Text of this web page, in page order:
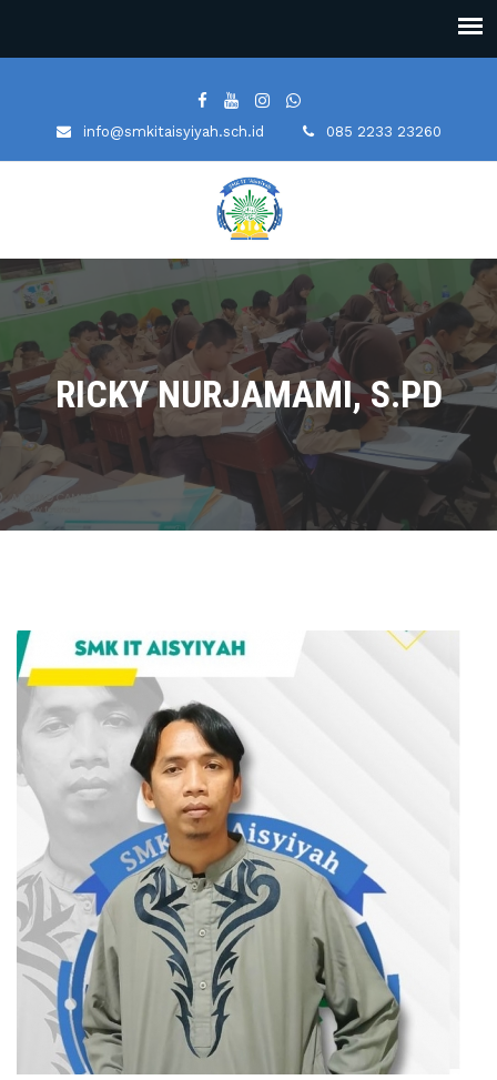
info@smkitaisyiyah.sch.id 085 2233 23260
RICKY NURJAMAMI, S.PD